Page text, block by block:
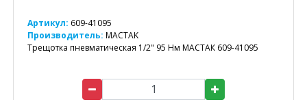
Артикул: 609-41095
Производитель: MACTAK
Трещотка пневматическая 1/2" 95 Нм МАСТАК 609-41095